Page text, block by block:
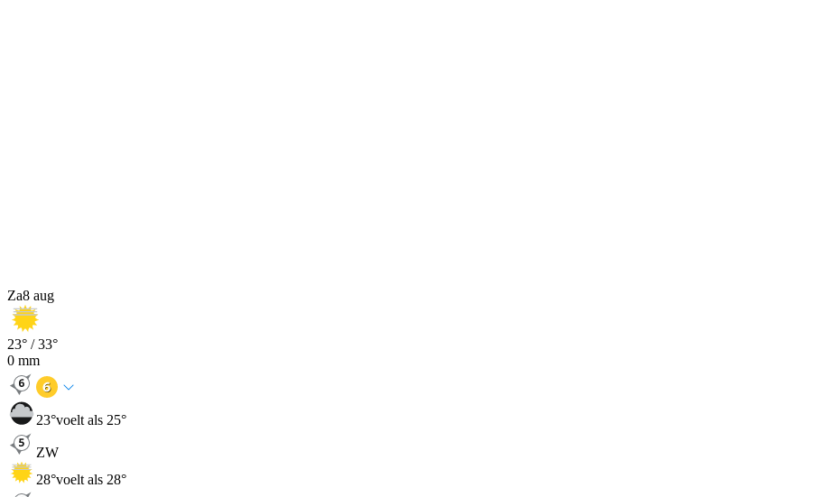
Za8 aug
23° /33°
0 mm
23°voelt als 25°
ZW
28°voelt als 28°